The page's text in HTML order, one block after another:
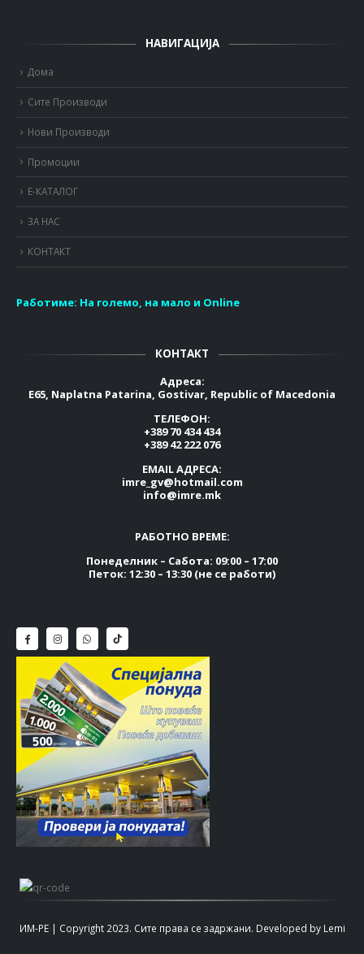
НАВИГАЦИЈА
Дома
Сите Производи
Нови Производи
Промоции
Е-КАТАЛОГ
ЗА НАС
КОНТАКТ
Работиме: На големо, на мало и Online
КОНТАКТ
Адреса:
E65, Naplatna Patarina, Gostivar, Republic of Macedonia
ТЕЛЕФОН:
+389 70 434 434
+389 42 222 076
EMAIL АДРЕСА:
imre_gv@hotmail.com
info@imre.mk
РАБОТНО ВРЕМЕ:
Понеделник – Сабота: 09:00 – 17:00
Петок: 12:30 – 13:30 (не се работи)
ИМ-РЕ | Copyright 2023. Сите права се задржани. Developed by Lemi